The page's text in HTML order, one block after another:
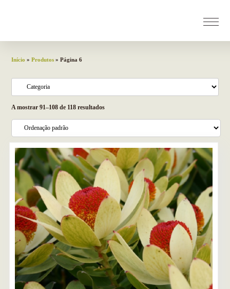
Início »Produtos » Página 6
A mostrar 91–108 de 118 resultados